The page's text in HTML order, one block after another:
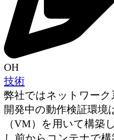
OH
技術
弊社ではネットワーク
開発中の動作検証環境
（VM）を用いて構築